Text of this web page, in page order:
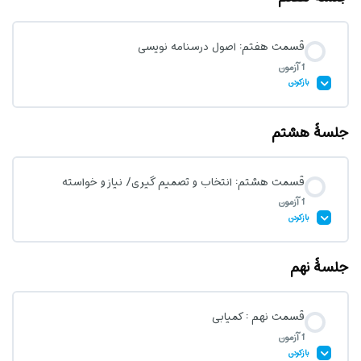
آزمون قسمت ششم: استانداردها و سرفصل های تربیت اقتصادی در کودکی
قسمت هفتم: اصول درسنامه نویسی
1 آزمون
بازکردن
محتوای درس
آزمون قسمت هفتم: اصول درسنامه نویسی
جلسۀ هشتم
قسمت هشتم: انتخاب و تصمیم گیری/ نیاز و خواسته
1 آزمون
بازکردن
محتوای درس
آزمون قسمت هشتم: انتخاب و تصمیم گیری/ نیاز و خواسته
جلسۀ نهم
قسمت نهم : کمیابی
1 آزمون
بازکردن